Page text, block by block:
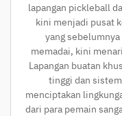
lapangan pickleball
kini menjadi pusat
yang
memadai, kini
Lapangan buatan
tinggi dan
menciptakan
dari para pemain